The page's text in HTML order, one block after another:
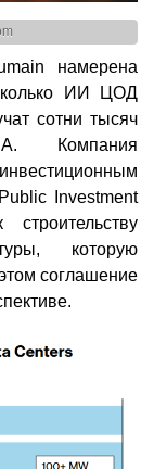
намерена
ИИ ЦОД
сотни тысяч
Компания
Investment
которую
соглашение